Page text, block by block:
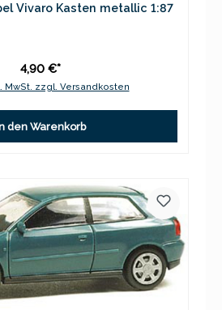
Vivaro Kasten metallic 1:87
4,90 €*
MwSt. zzgl. Versandkosten
den Warenkorb